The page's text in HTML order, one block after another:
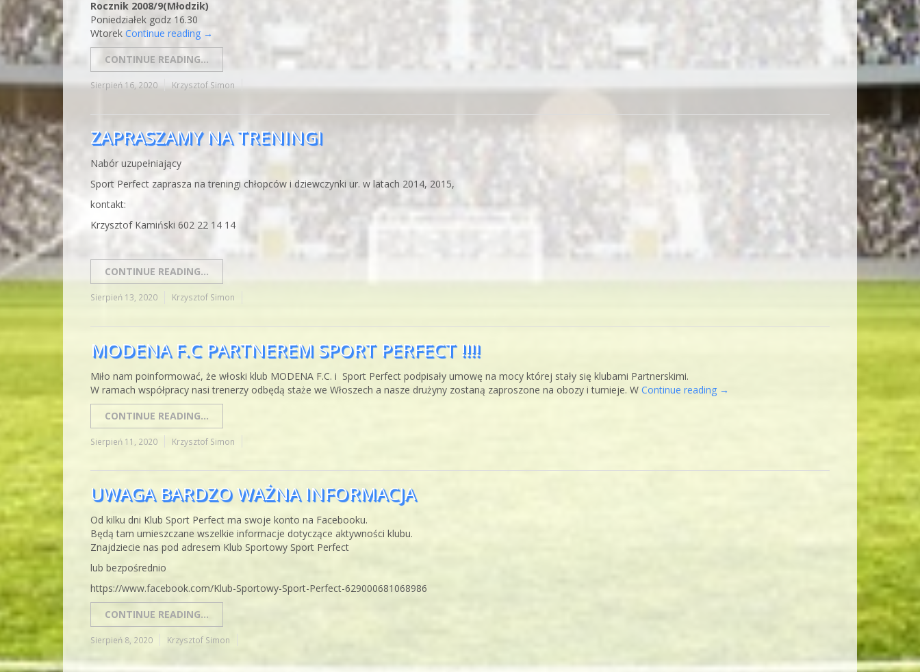
Rocznik 2008/9(Młodzik)
Poniedziałek godz 16.30
Wtorek Continue reading →
CONTINUE READING...
Sierpień 16, 2020 Krzysztof Simon
ZAPRASZAMY NA TRENINGI
Nabór uzupełniający
Sport Perfect zaprasza na treningi chłopców i dziewczynki ur. w latach 2014, 2015,
kontakt:
Krzysztof Kamiński 602 22 14 14
CONTINUE READING...
Sierpień 13, 2020 Krzysztof Simon
MODENA F.C PARTNEREM SPORT PERFECT !!!!
Miło nam poinformować, że włoski klub MODENA F.C. i Sport Perfect podpisały umowę na mocy której stały się klubami Partnerskimi.
W ramach współpracy nasi trenerzy odbędą staże we Włoszech a nasze drużyny zostaną zaproszone na obozy i turnieje. W Continue reading →
CONTINUE READING...
Sierpień 11, 2020 Krzysztof Simon
UWAGA BARDZO WAŻNA INFORMACJA
Od kilku dni Klub Sport Perfect ma swoje konto na Facebooku.
Będą tam umieszczane wszelkie informacje dotyczące aktywności klubu.
Znajdziecie nas pod adresem Klub Sportowy Sport Perfect
lub bezpośrednio
https://www.facebook.com/Klub-Sportowy-Sport-Perfect-629000681068986
CONTINUE READING...
Sierpień 8, 2020 Krzysztof Simon